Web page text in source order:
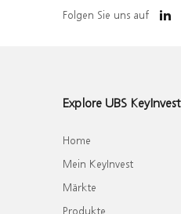
Folgen Sie uns auf
Explore UBS KeyInvest
Home
Mein KeyInvest
Märkte
Produkte